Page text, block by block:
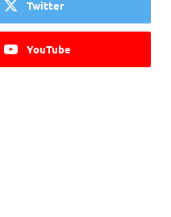
Twitter
YouTube